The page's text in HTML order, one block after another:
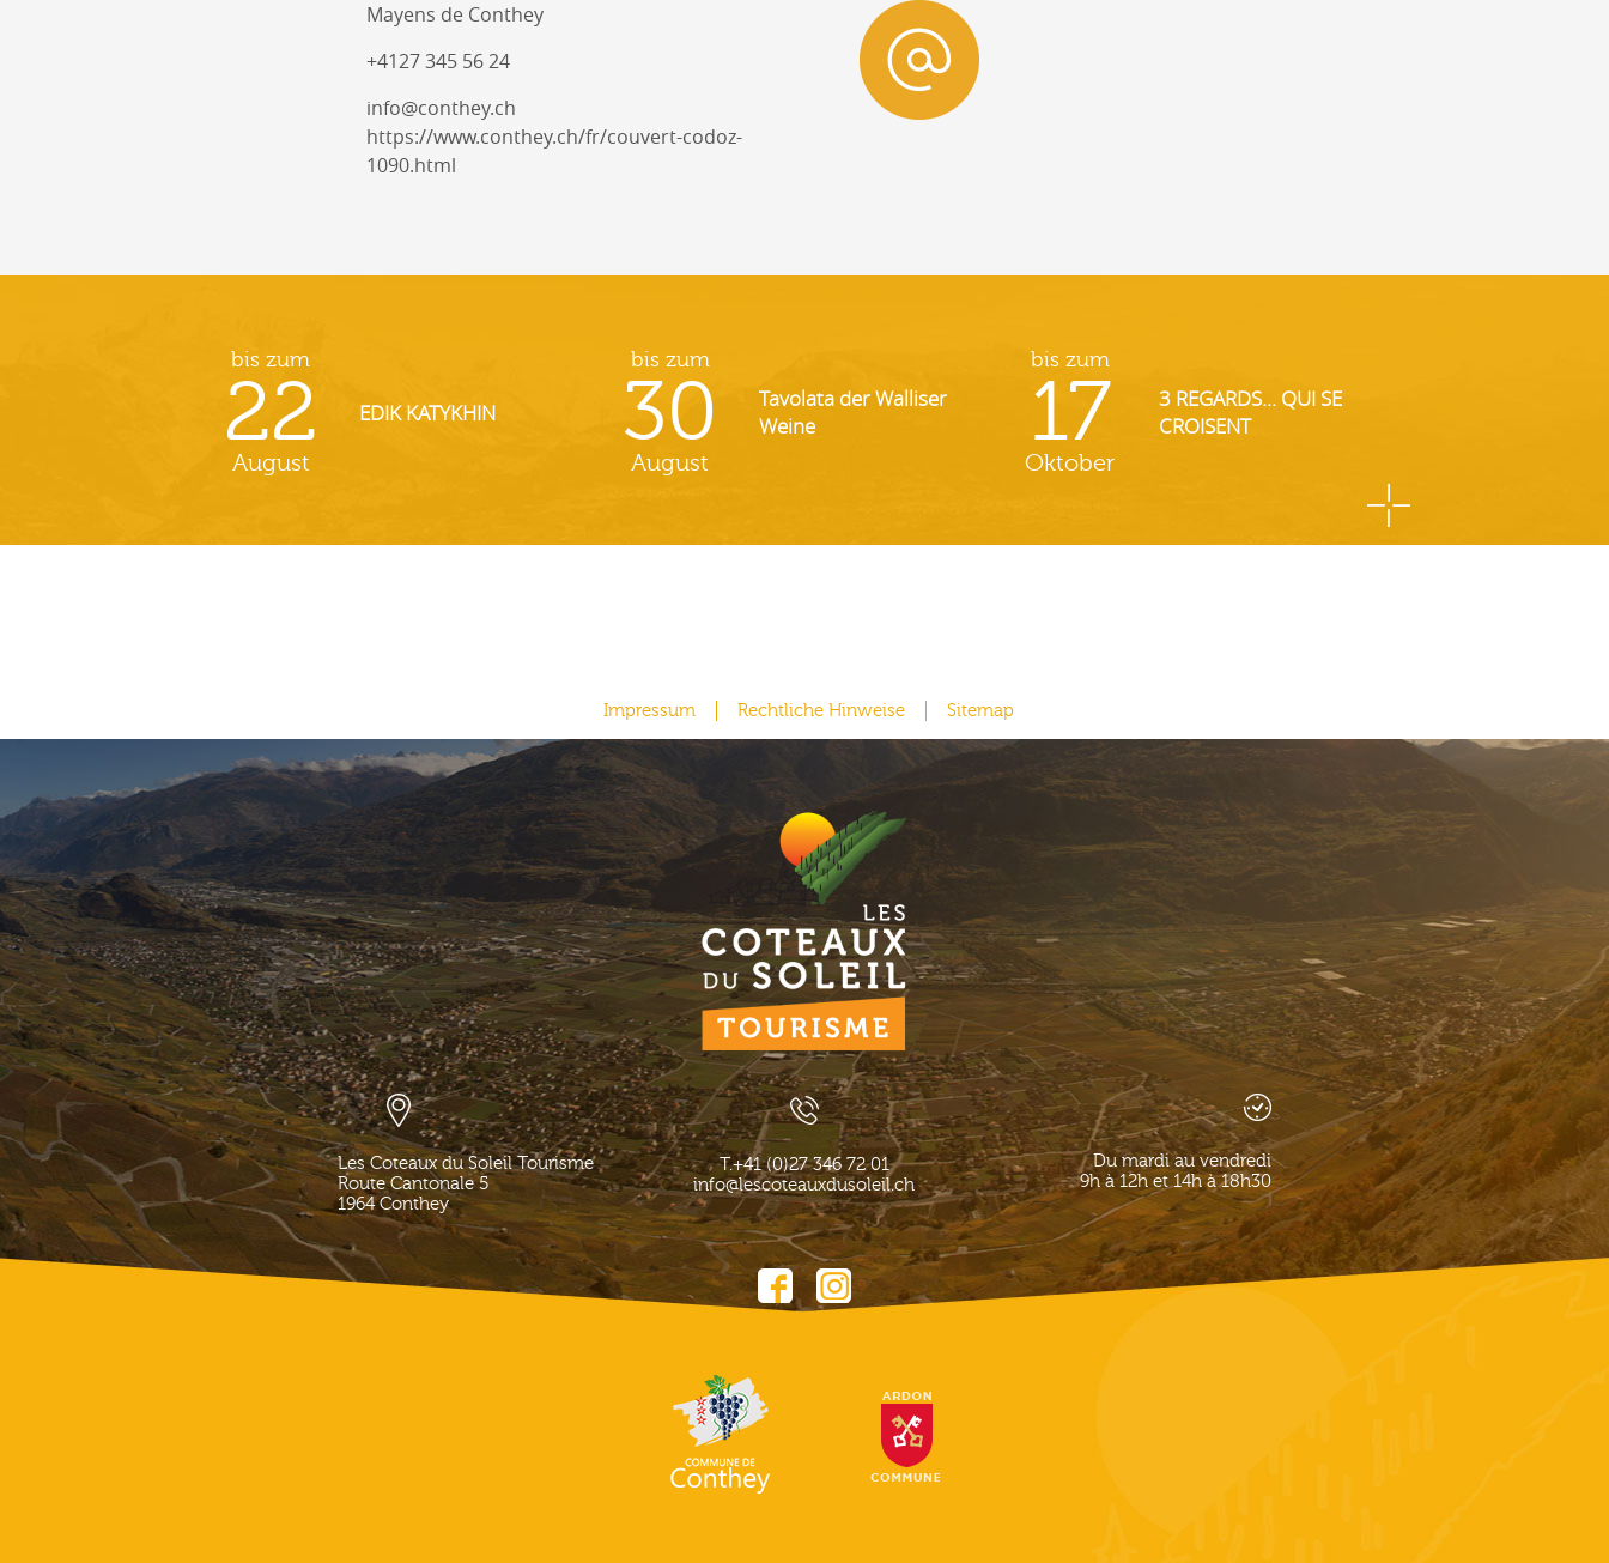
Mayens de Conthey
+4127 345 56 24
info@conthey.ch
https://www.conthey.ch/fr/couvert-codoz-
1090.html
bis zum
22
August
EDIK KATYKHIN
bis zum
30
August
Tavolata der Walliser
Weine
bis zum
17
Oktober
3 REGARDS... QUI SE
CROISENT
Impressum Rechtliche Hinweise Sitemap
Les Coteaux du Soleil Tourisme
Route Cantonale 5
1964 Conthey
T.+41 (0)27 346 72 01
info@lescoteauxdusoleil.ch
Du mardi au vendredi
9h à 12h et 14h à 18h30